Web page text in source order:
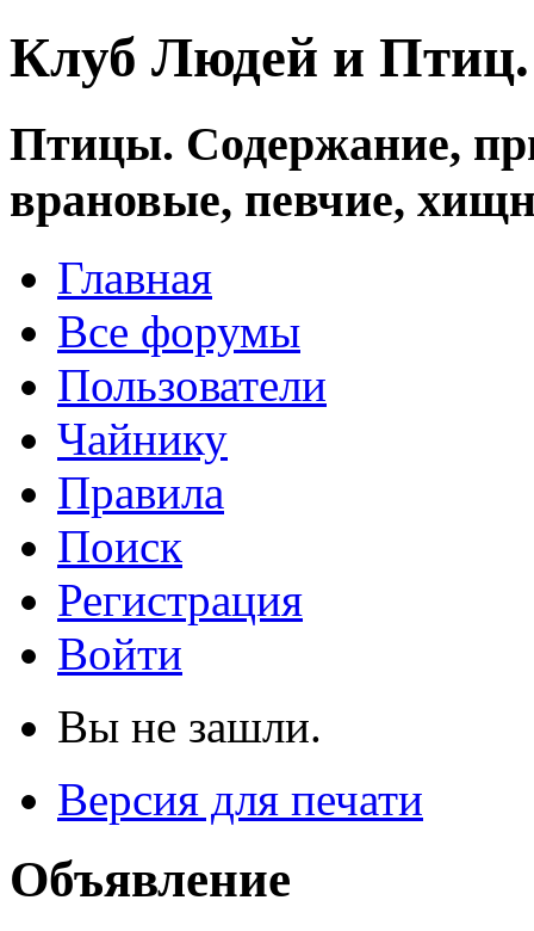
Клуб Людей и
Птицы. Содержание,
врановые, певчие,
Главная
Все форумы
Пользователи
Чайнику
Правила
Поиск
Регистрация
Войти
Вы не зашли.
Версия для печати
Объявление